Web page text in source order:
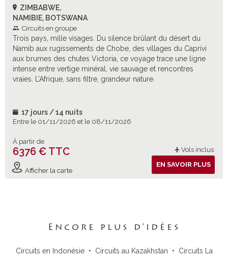
ZIMBABWE,
NAMIBIE, BOTSWANA
Circuits en groupe
Trois pays, mille visages. Du silence brûlant du désert du
Namib aux rugissements de Chobe, des villages du Caprivi
aux brumes des chutes Victoria, ce voyage trace une ligne
intense entre vertige minéral, vie sauvage et rencontres
vraies. L’Afrique, sans filtre, grandeur nature.
17 jours / 14 nuits
Entre le 01/11/2026 et le 08/11/2026
À partir de
6376 € TTC Vols inclus
Afficher la carte
EN SAVOIR PLUS
Encore plus d’idées
Circuits en Indonésie• Circuits au Kazakhstan • Circuits La